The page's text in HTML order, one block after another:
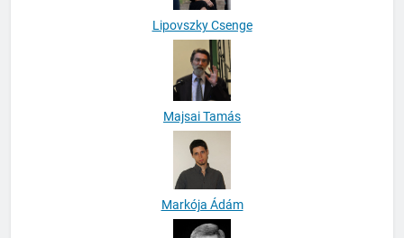
Lipovszky Csenge
Majsai Tamás
Markója Ádám